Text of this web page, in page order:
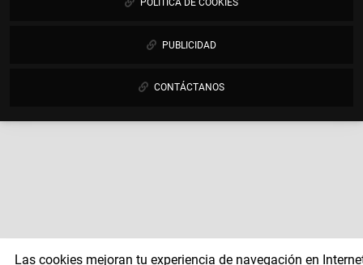
Las cookies mejoran tu experiencia de navegación en
PUBLICIDAD
CONTÁCTANOS